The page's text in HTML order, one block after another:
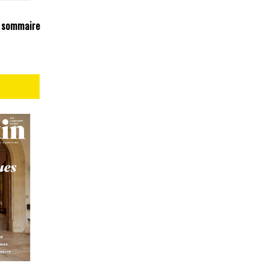
sommaire